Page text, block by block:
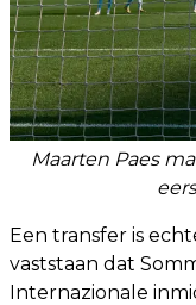
Maarten Paes
Een transfer is
vaststaan dat
Internazionale